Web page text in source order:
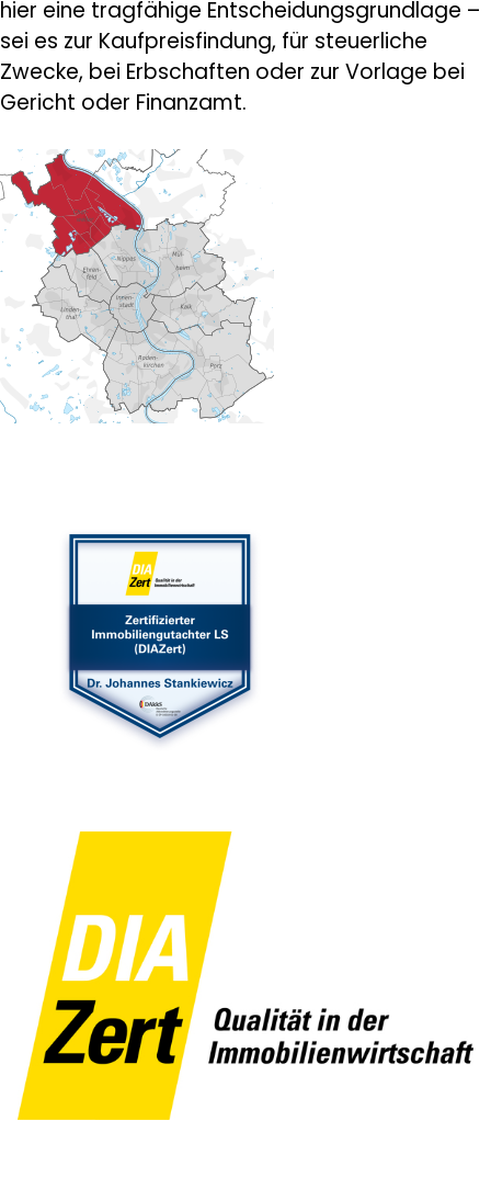
hier eine tragfähige Entscheidungsgrundlage –
sei es zur Kaufpreisfindung, für steuerliche
Zwecke, bei Erbschaften oder zur Vorlage bei
Gericht oder Finanzamt.